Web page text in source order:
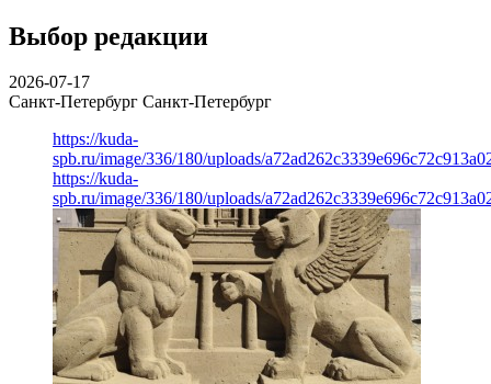
Выбор редакции
2026-07-17
Санкт-Петербург Санкт-Петербург
https://kuda-
spb.ru/image/336/180/uploads/
https://kuda-
spb.ru/image/336/180/uploads/